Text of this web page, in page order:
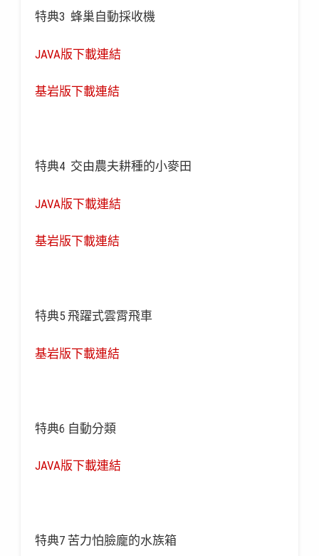
特典3 蜂巢自動採收機
JAVA版下載連結
基岩版下載連結
特典4 交由農夫耕種的小麥田
JAVA版下載連結
基岩版下載連結
特典5 飛躍式雲霄飛車
基岩版下載連結
特典6 自動分類
JAVA版下載連結
特典7 苦力怕臉龐的水族箱